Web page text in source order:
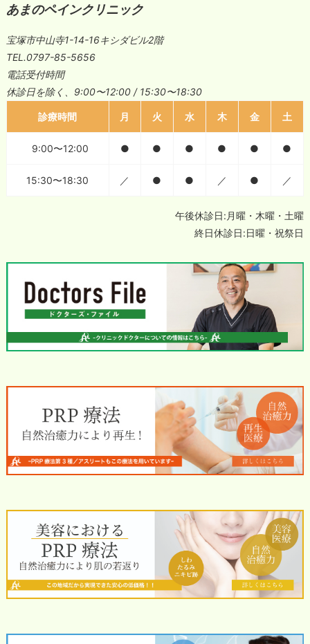
あまのペインクリニック
宝塚市中山寺1-14-16キシダビル2階
TEL.0797-85-5656
電話受付時間
休診日を除く、9:00〜12:00 / 15:30〜18:30
診療時間 月 火 水 木 金 土
9:00〜12:00 ● ● ● ● ● ●
15:30〜18:30 ／ ● ● ／ ● ／
午後休診日:月曜・木曜・土曜
終日休診日:日曜・祝祭日